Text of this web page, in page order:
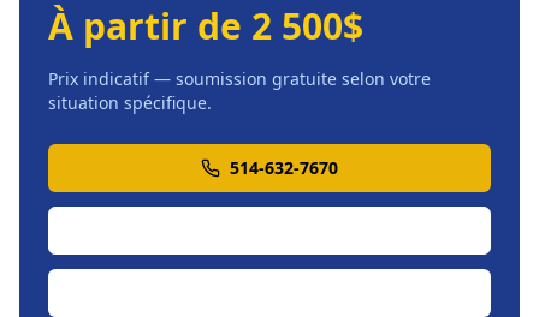
À partir de 2 500$
Prix indicatif — soumission gratuite selon votre
situation spécifique.
514-632-7670